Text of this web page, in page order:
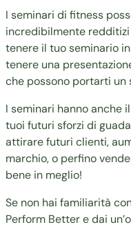
I seminari di fitness
incredibilmente redditizi
tenere il tuo seminario
tenere una
che possono portarti
I seminari hanno anche
tuoi futuri sforzi di
attirare futuri clienti,
marchio, o perfino
bene in meglio!
Se non hai familiarità
Perform Bettere dai